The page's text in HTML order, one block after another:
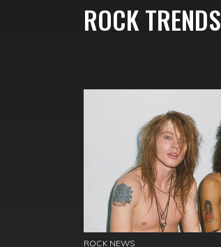
ROCK TRENDS
ROCK NEWS